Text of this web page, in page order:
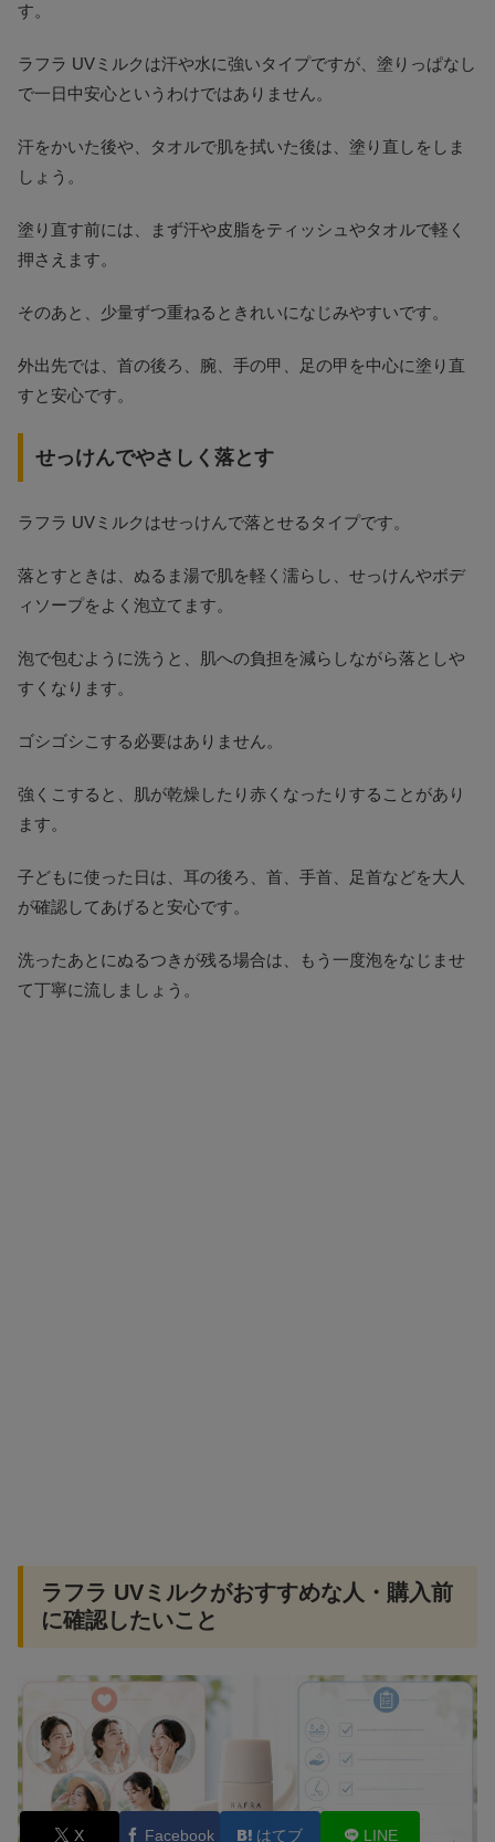
す。
ラフラ UVミルクは汗や水に強いタイプですが、塗りっぱなし
で一日中安心というわけではありません。
汗をかいた後や、タオルで肌を拭いた後は、塗り直しをしま
しょう。
塗り直す前には、まず汗や皮脂をティッシュやタオルで軽く
押さえます。
そのあと、少量ずつ重ねるときれいになじみやすいです。
外出先では、首の後ろ、腕、手の甲、足の甲を中心に塗り直
すと安心です。
せっけんでやさしく落とす
ラフラ UVミルクはせっけんで落とせるタイプです。
落とすときは、ぬるま湯で肌を軽く濡らし、せっけんやボデ
ィソープをよく泡立てます。
泡で包むように洗うと、肌への負担を減らしながら落としや
すくなります。
ゴシゴシこする必要はありません。
強くこすると、肌が乾燥したり赤くなったりすることがあり
ます。
子どもに使った日は、耳の後ろ、首、手首、足首などを大人
が確認してあげると安心です。
洗ったあとにぬるつきが残る場合は、もう一度泡をなじませ
て丁寧に流しましょう。
ラフラ UVミルクがおすすめな人・購入前
に確認したいこと
X Facebook はてブ LINE